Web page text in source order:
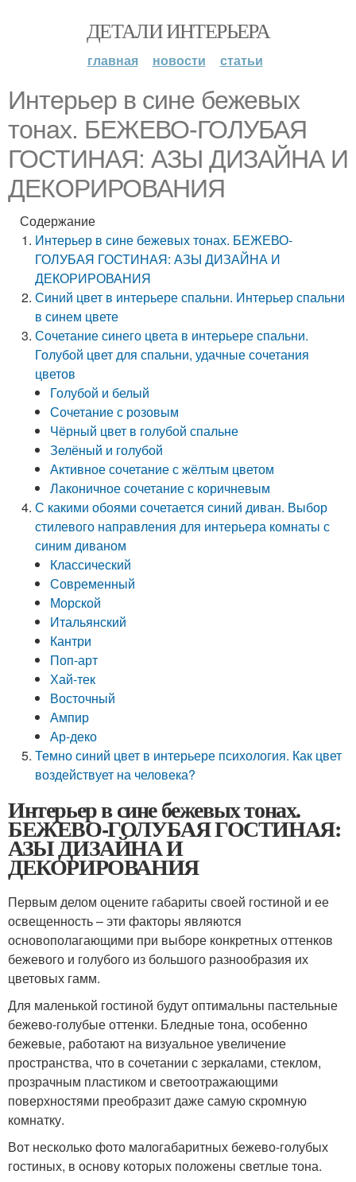
ДЕТАЛИ ИНТЕРЬЕРА
главная новости статьи
Интерьер в сине бежевых
тонах. БЕЖЕВО-ГОЛУБАЯ
ГОСТИНАЯ: АЗЫ ДИЗАЙНА И
ДЕКОРИРОВАНИЯ
Содержание
Интерьер в сине бежевых тонах. БЕЖЕВО-
ГОЛУБАЯ ГОСТИНАЯ: АЗЫ ДИЗАЙНА И
ДЕКОРИРОВАНИЯ
Синий цвет в интерьере спальни. Интерьер спальни
в синем цвете
Сочетание синего цвета в интерьере спальни.
Голубой цвет для спальни, удачные сочетания
цветов
Голубой и белый
Сочетание с розовым
Чёрный цвет в голубой спальне
Зелёный и голубой
Активное сочетание с жёлтым цветом
Лаконичное сочетание с коричневым
С какими обоями сочетается синий диван. Выбор
стилевого направления для интерьера комнаты с
синим диваном
Классический
Современный
Морской
Итальянский
Кантри
Поп-арт
Хай-тек
Восточный
Ампир
Ар-деко
Темно синий цвет в интерьере психология. Как цвет
воздействует на человека?
Интерьер в сине бежевых тонах.
БЕЖЕВО-ГОЛУБАЯ ГОСТИНАЯ:
АЗЫ ДИЗАЙНА И
ДЕКОРИРОВАНИЯ
Первым делом оцените габариты своей гостиной и ее
освещенность – эти факторы являются
основополагающими при выборе конкретных оттенков
бежевого и голубого из большого разнообразия их
цветовых гамм.
Для маленькой гостиной будут оптимальны пастельные
бежево-голубые оттенки. Бледные тона, особенно
бежевые, работают на визуальное увеличение
пространства, что в сочетании с зеркалами, стеклом,
прозрачным пластиком и светоотражающими
поверхностями преобразит даже самую скромную
комнатку.
Вот несколько фото малогабаритных бежево-голубых
гостиных, в основу которых положены светлые тона.